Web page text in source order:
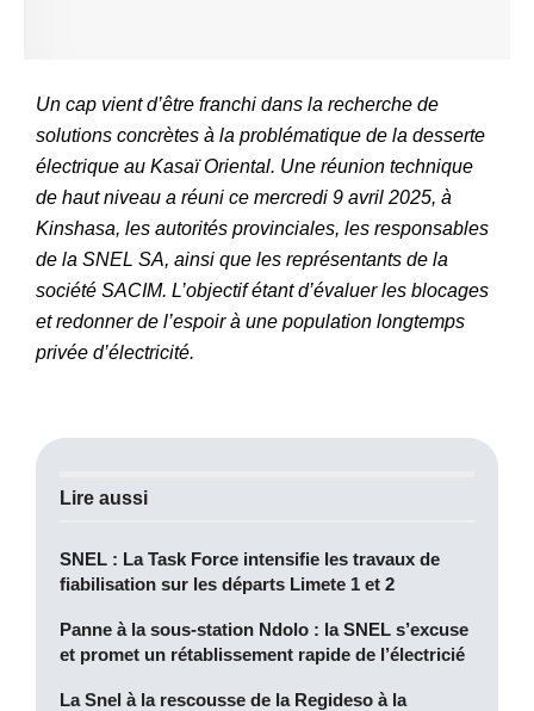
Un cap vient d’être franchi dans la recherche de
solutions concrètes à la problématique de la desserte
électrique au Kasaï Oriental. Une réunion technique
de haut niveau a réuni ce mercredi 9 avril 2025, à
Kinshasa, les autorités provinciales, les responsables
de la SNEL SA, ainsi que les représentants de la
société SACIM. L’objectif étant d’évaluer les blocages
et redonner de l’espoir à une population longtemps
privée d’électricité.
Lire aussi
SNEL : La Task Force intensifie les travaux de
fiabilisation sur les départs Limete 1 et 2
Panne à la sous-station Ndolo : la SNEL s’excuse
et promet un rétablissement rapide de l’électricié
La Snel à la rescousse de la Regideso à la